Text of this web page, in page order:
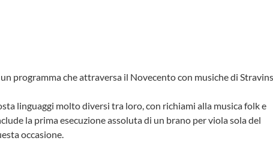
programma che attraversa il Novecento con musiche di
linguaggi molto diversi tra loro, con richiami alla musica folk e
la prima esecuzione assoluta di un brano per viola sola del
occasione.